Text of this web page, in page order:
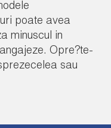
poate avea
minuscul in
Opre?te-
sau